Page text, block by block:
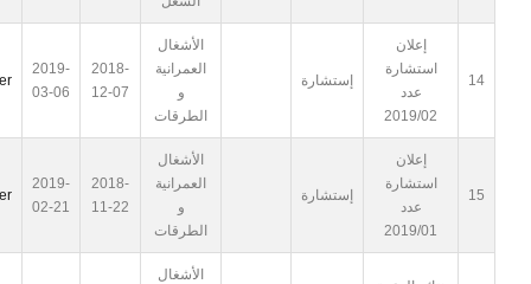
14
إعلان
استشارة
عدد
2019/02
إستشارة
الأشغال
العمرانية
و
الطرقات
2018-
12-07
2019-
03-06
15
إعلان
استشارة
عدد
2019/01
إستشارة
الأشغال
العمرانية
و
الطرقات
2018-
11-22
2019-
02-21
الأشغال